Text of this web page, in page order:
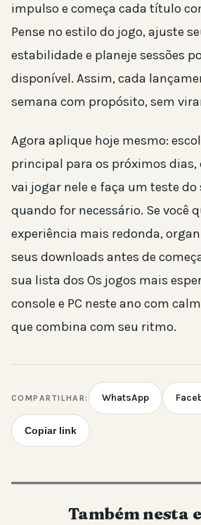
impulso e começa cada título
Pense no estilo do jogo, ajuste
estabilidade e planeje sessões
disponível. Assim, cada
semana com propósito, sem
Agora aplique hoje mesmo:
principal para os próximos dias,
vai jogar nele e faça um teste
quando for necessário. Se você
experiência mais redonda,
seus downloads antes de
sua lista dos Os jogos mais
console e PC neste ano com
que combina com seu ritmo.
COMPARTILHAR: WhatsApp
Copiar link
Também nesta